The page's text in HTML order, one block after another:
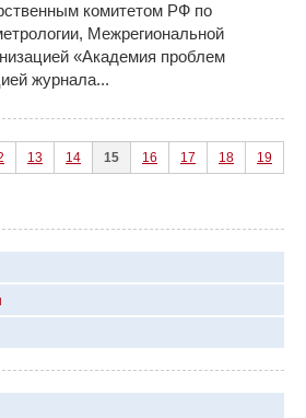
комитетом РФ по
Межрегиональной
«Академия проблем
журнала...
13 14 15 16 17 18 19